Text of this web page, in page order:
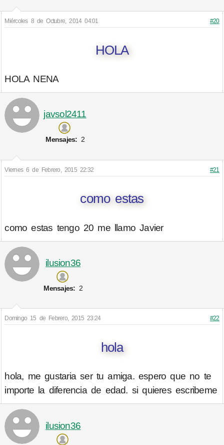
Miércoles 8 de Octubre, 2014 04:01 #20
HOLA
HOLA NENA
javsol2411
Mensajes: 2
Viernes 6 de Febrero, 2015 22:32 #21
como estas
como estas tengo 20 me llamo Javier
ilusion36
Mensajes: 2
Domingo 15 de Febrero, 2015 23:24 #22
hola
hola, me gustaria ser tu amiga. espero que no te
importe la diferencia de edad. si quieres escribeme
ilusion36